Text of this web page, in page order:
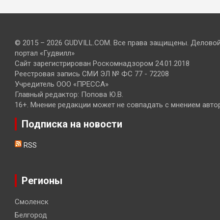
© 2015 – 2026 GUDVILL.COM. Все права защищены.
портал «Гудвилл»
Сайт зарегистрирован Роскомнадзором 24.01.2018
Реестровая запись СМИ ЭЛ № ФС 77 - 72208
Учредитель ООО «ПРЕССА»
Главный редактор: Попова Ю.В.
16+. Мнение редакции может не совпадать с мнением
Подписка на новости
RSS
Регионы
Смоленск
Белгород